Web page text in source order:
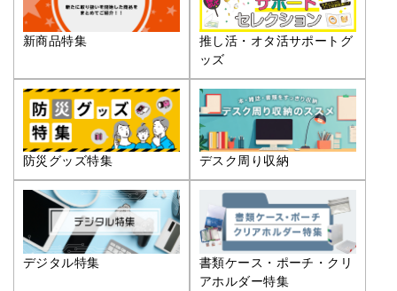
新商品特集
推し活・オタ活サポートグ
ッズ
防災グッズ特集 デスク周り収納
デジタル特集
書類ケース・ポーチ・クリ
アホルダー特集